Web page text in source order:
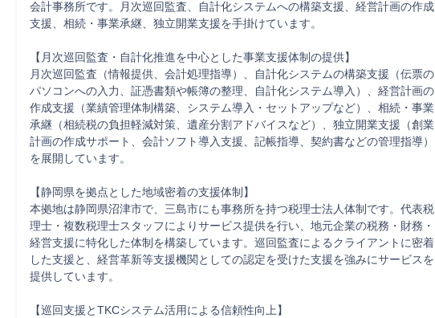
会計事務所です。月次巡回監査、自計化システムへの構築支援、経営計画の作成
支援、相続・事業承継、独立開業支援を手掛けています。
【月次巡回監査・自計化推進を中心とした事業支援体制の提供】
月次巡回監査（情報提供、会計処理指導）、自計化システムの構築支援（伝票の
パソコンへの入力、証憑書類や帳簿の整理、自計化システム導入）、経営計画の
作成支援（業績管理体制構築、システム導入・セットアップなど）、相続・事業
承継（相続税の負担軽減対策、遺産分割アドバイスなど）、独立開業支援（創業
計画の作成サポート、会計ソフト導入支援、記帳指導、契約書などの管理指導）
を展開しています。
【静岡県を拠点とした地域密着の支援体制】
本拠地は静岡県沼津市で、三島市にも事務所を持つ税理士法人体制です。代表税
理士・複数税理士スタッフによりサービス提供を行い、地元企業の税務・財務・
経営支援に特化した体制を構築しています。巡回監査によるクライアントに密着
した支援と、経営革新等支援機関としての認定を受けた支援を強みにサービスを
提供しています。
【巡回支援とTKCシステム活用による信頼性向上】